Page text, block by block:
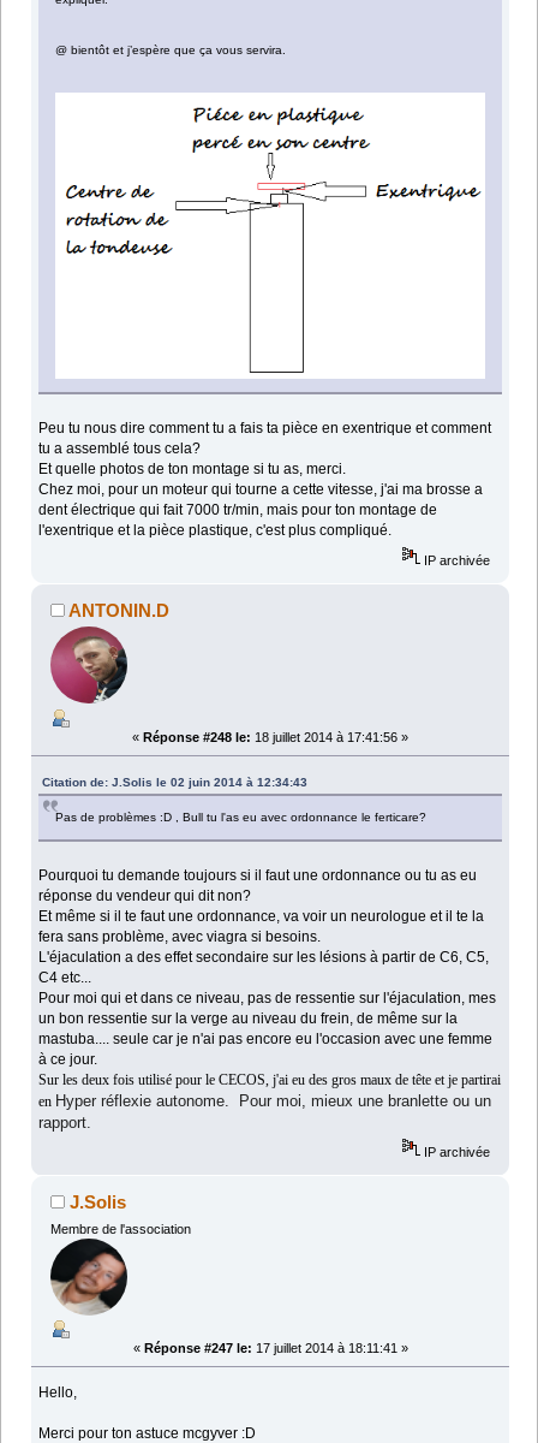
@ bientôt et j’espère que ça vous servira.
Peu tu nous dire comment tu a fais ta pièce en exentrique et comment
tu a assemblé tous cela?
Et quelle photos de ton montage si tu as, merci.
Chez moi, pour un moteur qui tourne a cette vitesse, j'ai ma brosse a
dent électrique qui fait 7000 tr/min, mais pour ton montage de
l'exentrique et la pièce plastique, c'est plus compliqué.
IP archivée
ANTONIN.D
« Réponse #248 le: 18 juillet 2014 à 17:41:56 »
Citation de: J.Solis le 02 juin 2014 à 12:34:43
Pas de problèmes :D , Bull tu l'as eu avec ordonnance le ferticare?
Pourquoi tu demande toujours si il faut une ordonnance ou tu as eu
réponse du vendeur qui dit non?
Et même si il te faut une ordonnance, va voir un neurologue et il te la
fera sans problème, avec viagra si besoins.
L'éjaculation a des effet secondaire sur les lésions à partir de C6, C5,
C4 etc...
Pour moi qui et dans ce niveau, pas de ressentie sur l'éjaculation, mes
un bon ressentie sur la verge au niveau du frein, de même sur la
mastuba.... seule car je n'ai pas encore eu l'occasion avec une femme
à ce jour.
Sur les deux fois utilisé pour le CECOS, j'ai eu des gros maux de tête et je partirai
en Hyper réflexie autonome. Pour moi, mieux une branlette ou un
rapport.
IP archivée
J.Solis
Membre de l'association
« Réponse #247 le: 17 juillet 2014 à 18:11:41 »
Hello,
Merci pour ton astuce mcgyver :D